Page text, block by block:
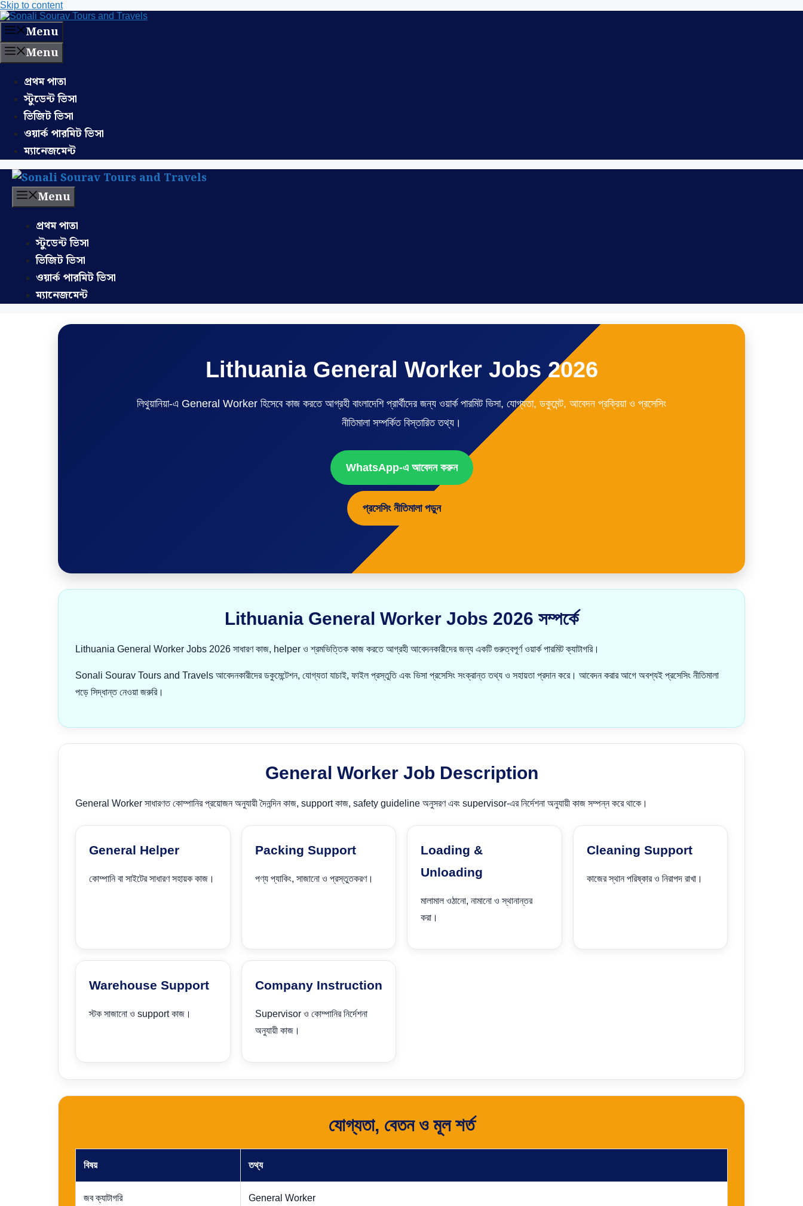
Skip to content
Menu
Menu
প্রথম পাতা
স্টুডেন্ট ভিসা
ভিজিট ভিসা
ওয়ার্ক পারমিট ভিসা
ম্যানেজমেন্ট
Menu
প্রথম পাতা
স্টুডেন্ট ভিসা
ভিজিট ভিসা
ওয়ার্ক পারমিট ভিসা
ম্যানেজমেন্ট
Lithuania General Worker Jobs 2026
লিথুয়ানিয়া-এ General Worker হিসেবে কাজ করতে আগ্রহী বাংলাদেশি প্রার্থীদের জন্য ওয়ার্ক পারমিট ভিসা, যোগ্যতা, ডকুমেন্ট, আবেদন প্রক্রিয়া ও প্রসেসিং
নীতিমালা সম্পর্কিত বিস্তারিত তথ্য।
WhatsApp-এ আবেদন করুন
প্রসেসিং নীতিমালা পড়ুন
Lithuania General Worker Jobs 2026 সম্পর্কে
Lithuania General Worker Jobs 2026 সাধারণ কাজ, helper ও শ্রমভিত্তিক কাজ করতে আগ্রহী আবেদনকারীদের জন্য একটি গুরুত্বপূর্ণ ওয়ার্ক পারমিট ক্যাটাগরি।
Sonali Sourav Tours and Travels আবেদনকারীদের ডকুমেন্টেশন, যোগ্যতা যাচাই, ফাইল প্রস্তুতি এবং ভিসা প্রসেসিং সংক্রান্ত তথ্য ও সহায়তা প্রদান করে। আবেদন করার আগে অবশ্যই প্রসেসিং নীতিমালা
পড়ে সিদ্ধান্ত নেওয়া জরুরি।
General Worker Job Description
General Worker সাধারণত কোম্পানির প্রয়োজন অনুযায়ী দৈনন্দিন কাজ, support কাজ, safety guideline অনুসরণ এবং supervisor-এর নির্দেশনা অনুযায়ী কাজ সম্পন্ন করে থাকে।
General Helper
কোম্পানি বা সাইটের সাধারণ সহায়ক কাজ।
Packing Support
পণ্য প্যাকিং, সাজানো ও প্রস্তুতকরণ।
Loading &
Unloading
মালামাল ওঠানো, নামানো ও স্থানান্তর
করা।
Cleaning Support
কাজের স্থান পরিষ্কার ও নিরাপদ রাখা।
Warehouse Support
স্টক সাজানো ও support কাজ।
Company Instruction
Supervisor ও কোম্পানির নির্দেশনা
অনুযায়ী কাজ।
যোগ্যতা, বেতন ও মূল শর্ত
বিষয় তথ্য
জব ক্যাটাগরি General Worker